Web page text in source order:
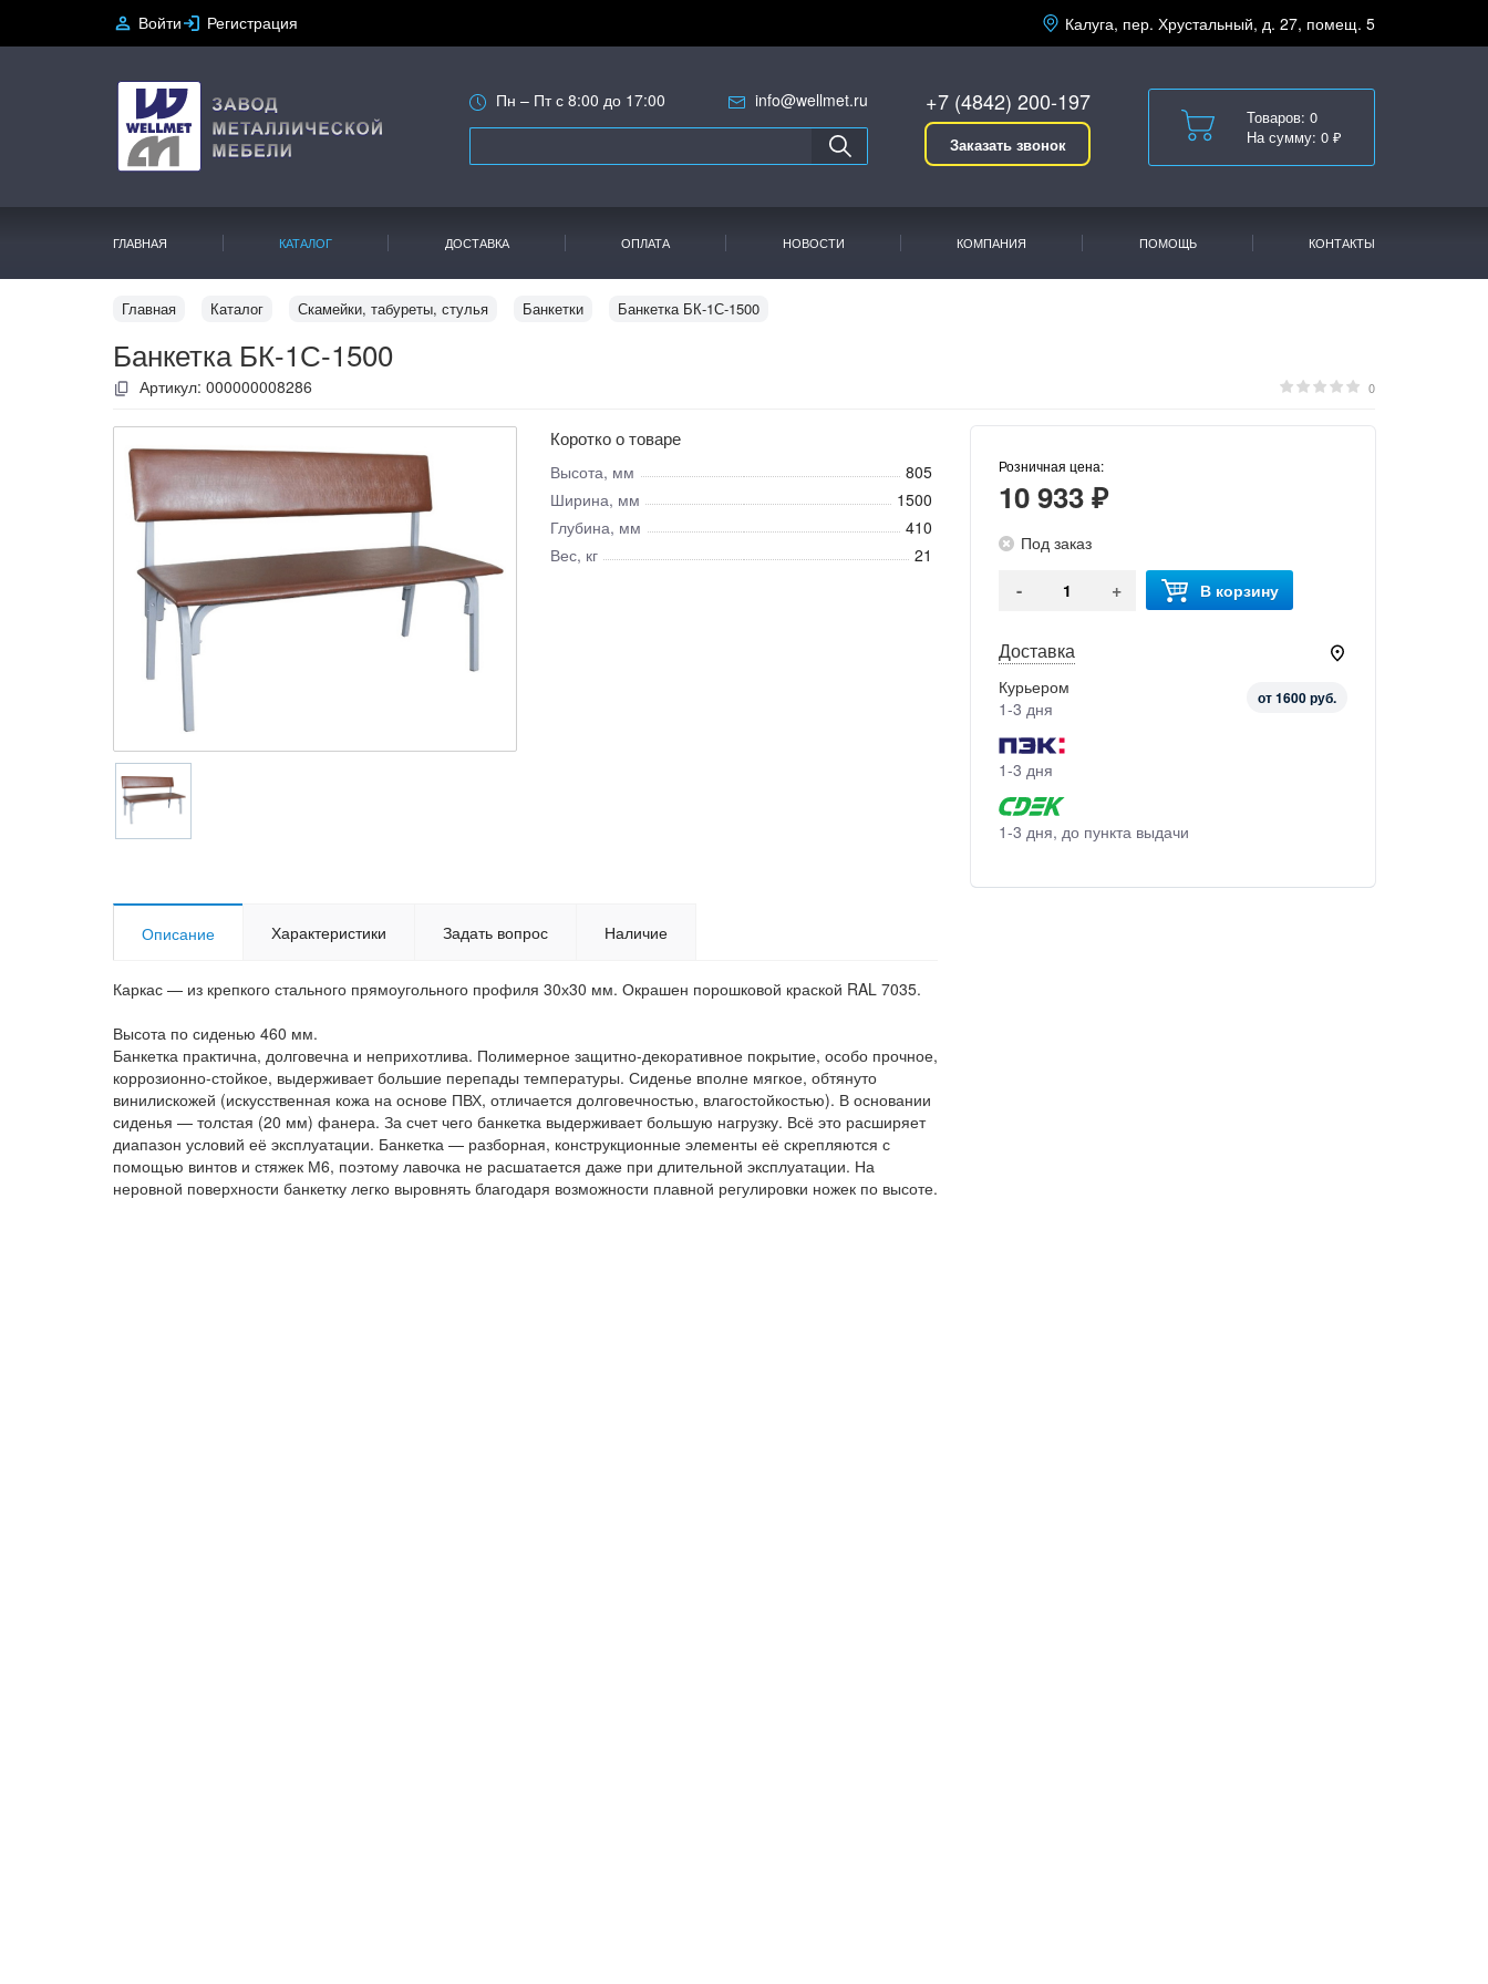
Войти Регистрация Калуга, пер. Хрустальный, д. 27, помещ. 5
Пн – Пт с 8:00 до 17:00 info@wellmet.ru +7 (4842) 200-197
Заказать звонок
Товаров: 0
На сумму: 0 ₽
ГЛАВНАЯ КАТАЛОГ ДОСТАВКА ОПЛАТА НОВОСТИ КОМПАНИЯ ПОМОЩЬ КОНТАКТЫ
Главная Каталог Скамейки, табуреты, стулья Банкетки Банкетка БК-1С-1500
Банкетка БК-1С-1500
Артикул: 000000008286 0
Коротко о товаре
Высота, мм
805
Ширина, мм
1500
Глубина, мм
410
Вес, кг
21
Розничная цена:
10 933 ₽
Под заказ
- + В корзину
Доставка
Курьером
1-3 дня
от 1600 руб.
1-3 дня
1-3 дня, до пункта выдачи
Описание Характеристики Задать вопрос Наличие
Каркас — из крепкого стального прямоугольного профиля 30х30 мм. Окрашен порошковой краской RAL 7035.
Высота по сиденью 460 мм.
Банкетка практична, долговечна и неприхотлива. Полимерное защитно-декоративное покрытие, особо прочное,
коррозионно-стойкое, выдерживает большие перепады температуры. Сиденье вполне мягкое, обтянуто
винилискожей (искусственная кожа на основе ПВХ, отличается долговечностью, влагостойкостью). В основании
сиденья — толстая (20 мм) фанера. За счет чего банкетка выдерживает большую нагрузку. Всё это расширяет
диапазон условий её эксплуатации. Банкетка — разборная, конструкционные элементы её скрепляются с
помощью винтов и стяжек М6, поэтому лавочка не расшатается даже при длительной эксплуатации. На
неровной поверхности банкетку легко выровнять благодаря возможности плавной регулировки ножек по высоте.